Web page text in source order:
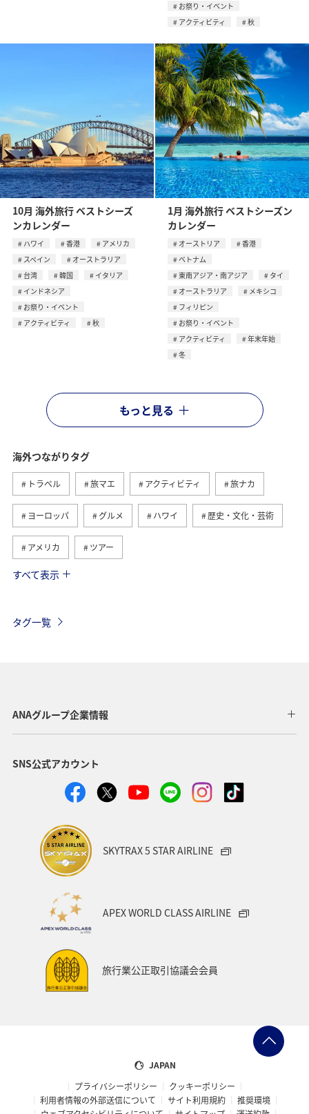
お祭り・イベント
アクティビティ
秋
10月 海外旅行 ベストシーズ
ンカレンダー
ハワイ 香港
アメリカ
スペイン
オーストラリア
台湾
韓国
イタリア
インドネシア
お祭り・イベント
アクティビティ
秋
1月 海外旅行 ベストシーズン
カレンダー
オーストリア
香港
ベトナム
東南アジア・南アジア
タイ
オーストラリア
メキシコ
フィリピン
お祭り・イベント
アクティビティ
年末年始
冬
もっと見る
海外つながりタグ
トラベル 旅マエ アクティビティ 旅ナカ
ヨーロッパ グルメ ハワイ 歴史・文化・芸術
アメリカ ツアー
ANA釣り倶楽部
台湾 世界遺産 オセアニア 冬 イタリア
カナダ 香港
インドネシア ベルギー 川 自然・植物
スイス
フィリピン
マイルを使う
台北 シドニー
プレミアムメンバー
ANAのサービス
ANAショッピング A-style マリンスポーツ
すべて表示
タグ一覧
ANAグループ企業情報
SNS公式アカウント
SKYTRAX 5 STAR AIRLINE
APEX WORLD CLASS AIRLINE
旅行業公正取引協議会会員
JAPAN
プライバシーポリシー
クッキーポリシー
利用者情報の外部送信について
サイト利用規約
推奨環境